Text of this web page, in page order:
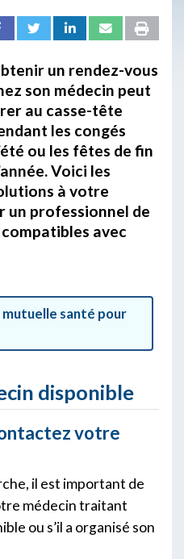
un rendez-vous
son médecin peut
au casse-tête
les congés
ou les fêtes de fin
Voici les
à votre
un professionnel de
avec
santé pour
disponible
votre
il est important de
médecin traitant
ou s’il a organisé son